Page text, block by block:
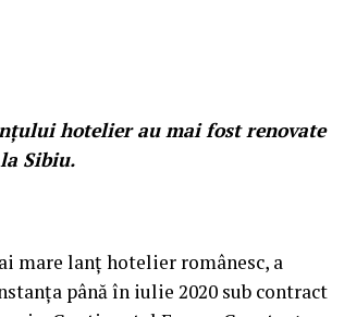
hotelier au mai fost renovate
Sibiu.
mare lanț hotelier românesc, a
până în iulie 2020 sub contract